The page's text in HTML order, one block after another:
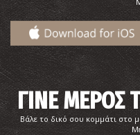
ΓΙΝΕ ΜΕΡΟΣ
Βάλε το δικό σου κομμάτι στο